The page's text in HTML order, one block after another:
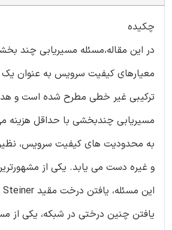
چکیده
در این مقاله،مسئله مسیریابی چند
معیارهای کیفیت سرویس به عنوان یک
ترکیبی غیر خطی مطرح شده است و
مسیریابی چندبخشی با حداقل هزینه
به محدودیت های کیفیت سرویس، نظیر
و غیره دست می یابد. یکی از